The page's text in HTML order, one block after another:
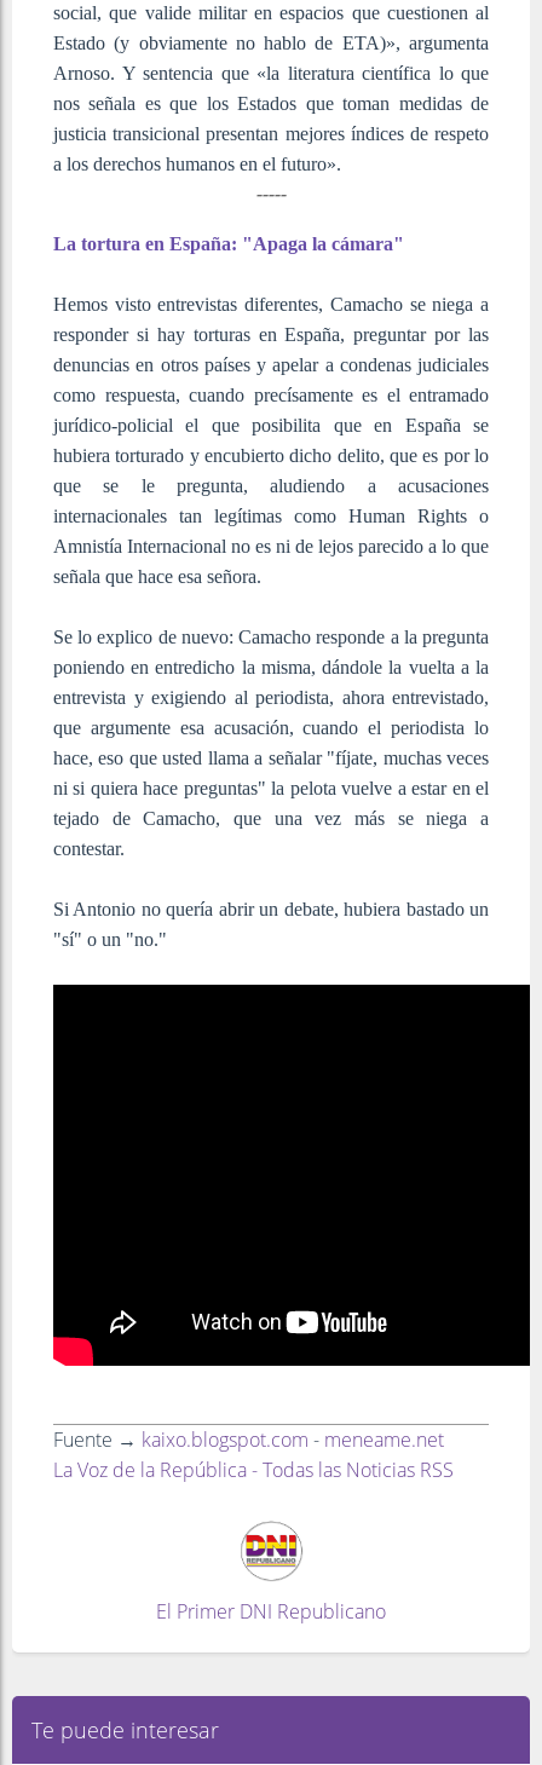
social, que valide militar en espacios que cuestionen al
Estado (y obviamente no hablo de ETA)», argumenta
Arnoso. Y sentencia que «la literatura científica lo que
nos señala es que los Estados que toman medidas de
justicia transicional presentan mejores índices de respeto
a los derechos humanos en el futuro».
-----
La tortura en España: "Apaga la cámara"
Hemos visto entrevistas diferentes, Camacho se niega a
responder si hay torturas en España, preguntar por las
denuncias en otros países y apelar a condenas judiciales
como respuesta, cuando precísamente es el entramado
jurídico-policial el que posibilita que en España se
hubiera torturado y encubierto dicho delito, que es por lo
que se le pregunta, aludiendo a acusaciones
internacionales tan legítimas como Human Rights o
Amnistía Internacional no es ni de lejos parecido a lo que
señala que hace esa señora.
Se lo explico de nuevo: Camacho responde a la pregunta
poniendo en entredicho la misma, dándole la vuelta a la
entrevista y exigiendo al periodista, ahora entrevistado,
que argumente esa acusación, cuando el periodista lo
hace, eso que usted llama a señalar "fíjate, muchas veces
ni si quiera hace preguntas" la pelota vuelve a estar en el
tejado de Camacho, que una vez más se niega a
contestar.
Si Antonio no quería abrir un debate, hubiera bastado un
"sí" o un "no."
Fuente → kaixo.blogspot.com - meneame.net
La Voz de la República - Todas las Noticias RSS
El Primer DNI Republicano
Te puede interesar